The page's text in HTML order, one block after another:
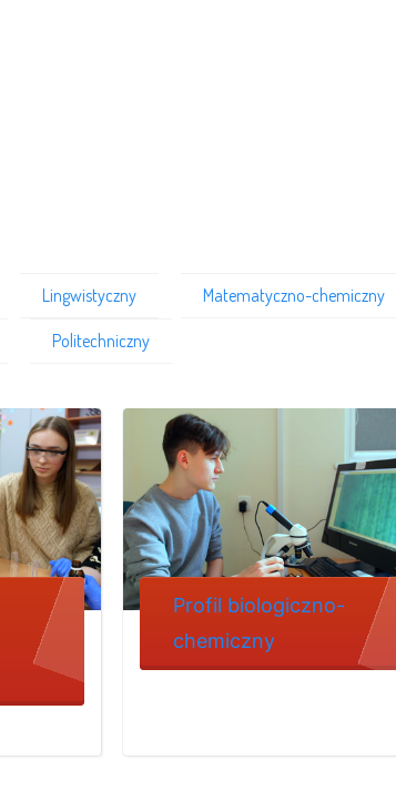
Lingwistyczny Matematyczno-chemiczny
Politechniczny
Profil biologiczno-
chemiczny